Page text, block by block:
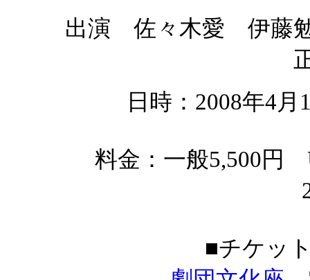
出演 佐々木愛 伊藤
日時：2008年4
料金：一般5,500円
■チケッ